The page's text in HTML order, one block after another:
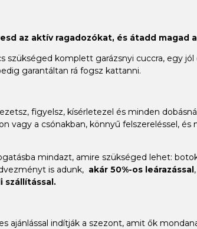
az aktív ragadozókat, és átadd
komplett garázsnyi cuccra, egy
garantáltan rá fogsz kattanni.
figyelsz, kísérletezel és minden
vagy a csónakban, könnyű felszereléssel,
mindazt, amire szükséged lehet:
is adunk, akár 50%-os leárazással
szállítással.
ajánlással indítják a szezont, amit ők